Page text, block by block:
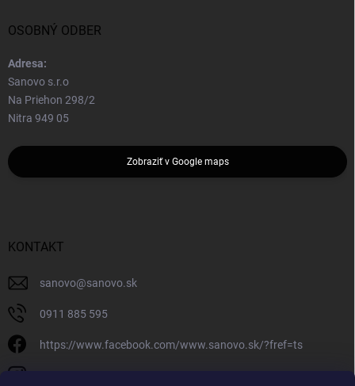
OSOBNÝ ODBER
Adresa:
Sanovo s.r.o
Na Priehon 298/2
Nitra 949 05
Zobraziť v Google maps
KONTAKT
sanovo@sanovo.sk
0911 885 595
https://www.facebook.com/www.sanovo.sk/?fref=ts